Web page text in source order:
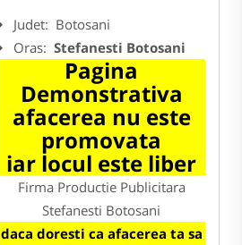
Judet: Botosani
Oras: Stefanesti Botosani
Pagina
Demonstrativa
afacerea nu este
promovata
iar locul este liber
Firma Productie Publicitara
Stefanesti Botosani
daca doresti ca afacerea ta sa